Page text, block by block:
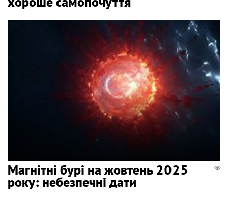
Магнітні бурі на жовтень 2025
року: небезпечні дати